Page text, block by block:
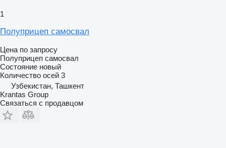
1
Полуприцеп самосвал
Цена по запросу
Полуприцеп самосвал
Состояние новый
Количество осей 3
Узбекистан, Ташкент
Krantas Group
Связаться с продавцом